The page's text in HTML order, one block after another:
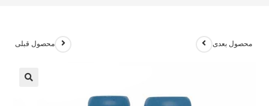
محصول قبلی محصول بعدی